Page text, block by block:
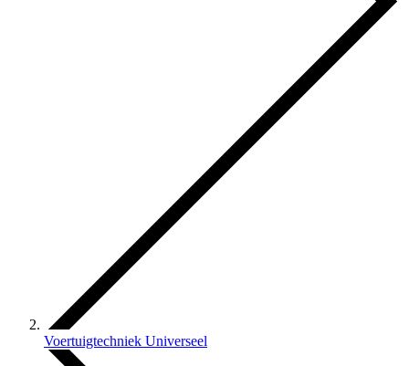
Voertuigtechniek Universeel